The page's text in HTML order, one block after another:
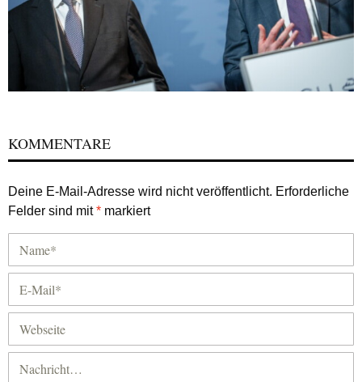
KOMMENTARE
Deine E-Mail-Adresse wird nicht veröffentlicht. Erforderliche
Felder sind mit* markiert